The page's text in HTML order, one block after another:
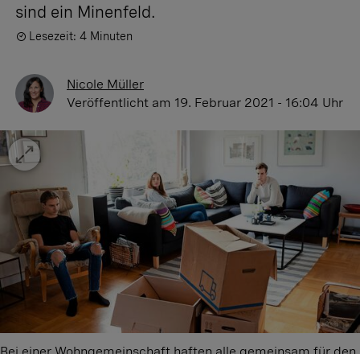
sind ein Minenfeld.
Lesezeit: 4 Minuten
Nicole Müller
Veröffentlicht am 19. Februar 2021 - 16:04 Uhr